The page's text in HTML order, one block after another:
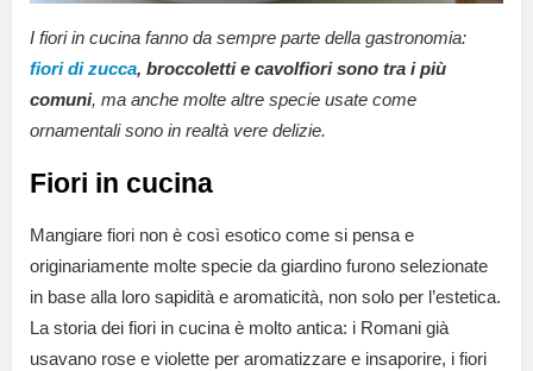
I fiori in cucina fanno da sempre parte della gastronomia:
fiori di zucca, broccoletti e cavolfiori sono tra i più
comuni, ma anche molte altre specie usate come
ornamentali sono in realtà vere delizie.
Fiori in cucina
Mangiare fiori non è così esotico come si pensa e
originariamente molte specie da giardino furono selezionate
in base alla loro sapidità e aromaticità, non solo per l’estetica.
La storia dei fiori in cucina è molto antica: i Romani già
usavano rose e violette per aromatizzare e insaporire, i fiori